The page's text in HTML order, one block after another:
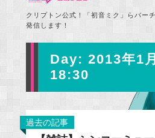
クリプトン公式！「初音ミク」らバー
発信します！
Day: 2013年1
18:30
過去の記事